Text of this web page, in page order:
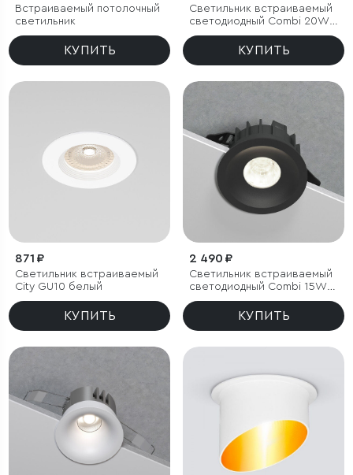
Встраиваемый потолочный
светильник
КУПИТЬ
Светильник встраиваемый
светодиодный Combi 20W
4000K белый
КУПИТЬ
871 ₽
Светильник встраиваемый
City GU10 белый
КУПИТЬ
2 490 ₽
Светильник встраиваемый
светодиодный Combi 15W
4000K черный
КУПИТЬ